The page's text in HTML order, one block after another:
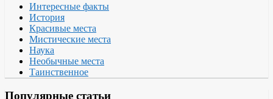
Интересные факты
История
Красивые места
Мистические места
Наука
Необычные места
Таинственное
Популярные статьи